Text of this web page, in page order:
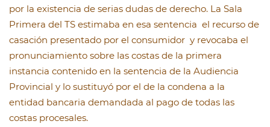
por la existencia de serias dudas de derecho. La Sala
Primera del TS estimaba en esa sentencia el recurso de
casación presentado por el consumidor y revocaba el
pronunciamiento sobre las costas de la primera
instancia contenido en la sentencia de la Audiencia
Provincial y lo sustituyó por el de la condena a la
entidad bancaria demandada al pago de todas las
costas procesales.